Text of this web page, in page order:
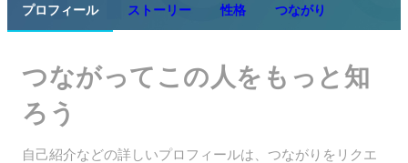
プロフィール ストーリー 性格 つながり
つながってこの人をもっと知
ろう
自己紹介などの詳しいプロフィールは、つながりをリクエ